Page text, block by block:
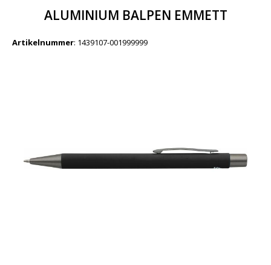
ALUMINIUM BALPEN EMMETT
Artikelnummer: 1439107-001999999